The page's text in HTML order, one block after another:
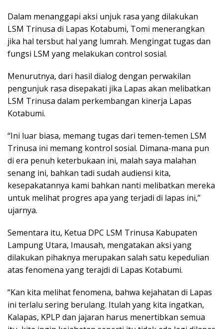
Dalam menanggapi aksi unjuk rasa yang dilakukan
LSM Trinusa di Lapas Kotabumi, Tomi menerangkan
jika hal tersbut hal yang lumrah. Mengingat tugas dan
fungsi LSM yang melakukan control sosial.
Menurutnya, dari hasil dialog dengan perwakilan
pengunjuk rasa disepakati jika Lapas akan melibatkan
LSM Trinusa dalam perkembangan kinerja Lapas
Kotabumi.
“Ini luar biasa, memang tugas dari temen-temen LSM
Trinusa ini memang kontrol sosial. Dimana-mana pun
di era penuh keterbukaan ini, malah saya malahan
senang ini, bahkan tadi sudah audiensi kita,
kesepakatannya kami bahkan nanti melibatkan mereka
untuk melihat progres apa yang terjadi di lapas ini,”
ujarnya.
Sementara itu, Ketua DPC LSM Trinusa Kabupaten
Lampung Utara, Imausah, mengatakan aksi yang
dilakukan pihaknya merupakan salah satu kepedulian
atas fenomena yang terajdi di Lapas Kotabumi.
“Kan kita melihat fenomena, bahwa kejahatan di Lapas
ini terlalu sering berulang. Itulah yang kita ingatkan,
Kalapas, KPLP dan jajaran harus menertibkan semua